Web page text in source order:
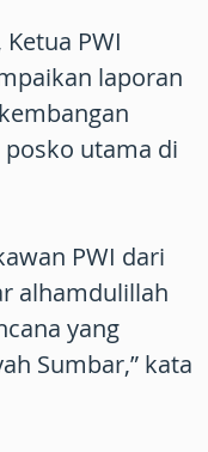
PWI
laporan
utama di
PWI dari
alhamdulillah
yang
Sumbar,” kata